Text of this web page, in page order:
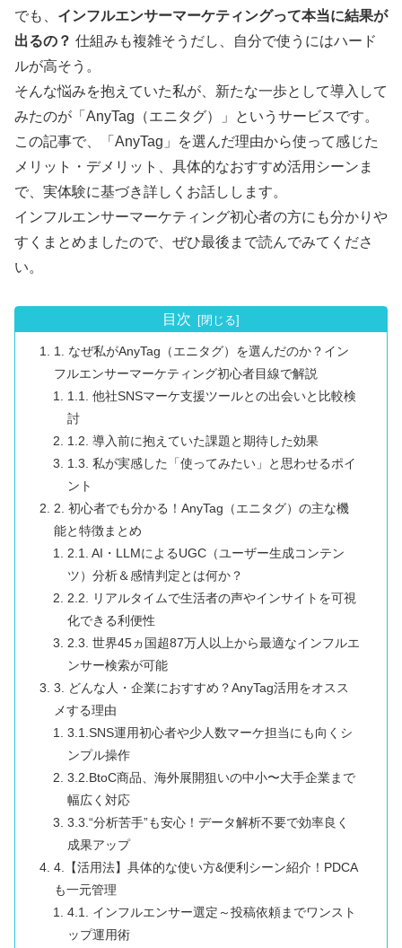
でも、 インフルエンサーマーケティングって本当に結果が
出るの？ 仕組みも複雑そうだし、自分で使うにはハード
ルが高そう。
そんな悩みを抱えていた私が、新たな一歩として導入して
みたのが「AnyTag（エニタグ）」というサービスです。
この記事で、「AnyTag」を選んだ理由から使って感じた
メリット・デメリット、具体的なおすすめ活用シーンま
で、実体験に基づき詳しくお話しします。
インフルエンサーマーケティング初心者の方にも分かりや
すくまとめましたので、ぜひ最後まで読んでみてくださ
い。
目次
1. なぜ私がAnyTag（エニタグ）を選んだのか？イン
フルエンサーマーケティング初心者目線で解説
1.1. 他社SNSマーケ支援ツールとの出会いと比較検
討
1.2. 導入前に抱えていた課題と期待した効果
1.3. 私が実感した「使ってみたい」と思わせるポイ
ント
2. 初心者でも分かる！AnyTag（エニタグ）の主な機
能と特徴まとめ
2.1. AI・LLMによるUGC（ユーザー生成コンテン
ツ）分析＆感情判定とは何か？
2.2. リアルタイムで生活者の声やインサイトを可視
化できる利便性
2.3. 世界45ヵ国超87万人以上から最適なインフルエ
ンサー検索が可能
3. どんな人・企業におすすめ？AnyTag活用をオスス
メする理由
3.1.SNS運用初心者や少人数マーケ担当にも向くシ
ンプル操作
3.2.BtoC商品、海外展開狙いの中小〜大手企業まで
幅広く対応
3.3.“分析苦手”も安心！データ解析不要で効率良く
成果アップ
4.【活用法】具体的な使い方&便利シーン紹介！PDCA
も一元管理
4.1. インフルエンサー選定～投稿依頼までワンスト
ップ運用術